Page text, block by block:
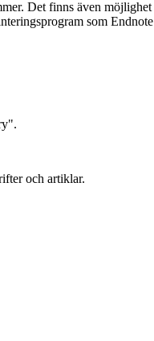
Det finns även möjlighet
som Endnote
och artiklar.